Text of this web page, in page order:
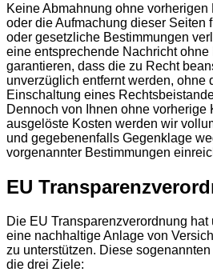
Keine Abmahnung ohne
oder die Aufmachung dieser Seiten
oder gesetzliche Bestimmungen
eine entsprechende Nachricht ohne
garantieren, dass die zu Recht
unverzüglich entfernt werden, ohne
Einschaltung eines
Dennoch von Ihnen ohne vorherige
ausgelöste Kosten werden wir
und gegebenenfalls Gegenklage
vorgenannter Bestimmungen
EU
Die EU Transparenzverordnung hat
eine nachhaltige Anlage von
zu unterstützen. Diese
die drei Ziele: